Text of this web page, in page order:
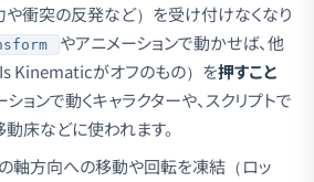
衝突の反発など）を受け付けなくなり
やアニメーションで動かせば、他
Kinematicがオフのもの）を押すこと
ションで動くキャラクターや、スクリプトで
床などに使われます。
軸方向への移動や回転を凍結（ロッ